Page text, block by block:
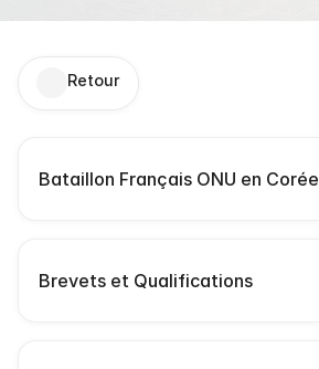
Retour
Bataillon Français ONU en Corée
Brevets et Qualifications